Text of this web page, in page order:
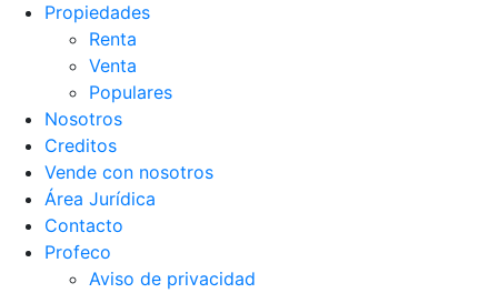
Propiedades
Renta
Venta
Populares
Nosotros
Creditos
Vende con nosotros
Área Jurídica
Contacto
Profeco
Aviso de privacidad